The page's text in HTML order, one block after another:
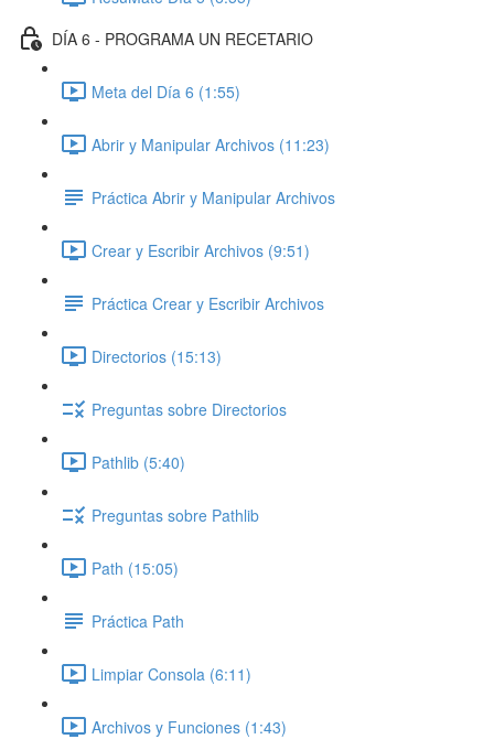
DÍA 6 - PROGRAMA UN RECETARIO
Meta del Día 6 (1:55)
Abrir y Manipular Archivos (11:23)
Práctica Abrir y Manipular Archivos
Crear y Escribir Archivos (9:51)
Práctica Crear y Escribir Archivos
Directorios (15:13)
Preguntas sobre Directorios
Pathlib (5:40)
Preguntas sobre Pathlib
Path (15:05)
Práctica Path
Limpiar Consola (6:11)
Archivos y Funciones (1:43)